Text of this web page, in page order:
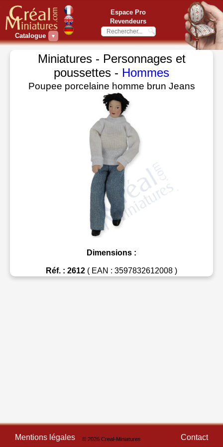
Catalogue ▼
Espace Pro
Revendeurs
Miniatures - Personnages et
poussettes - Hommes
Poupee porcelaine homme brun Jeans
Dimensions :
Réf. : 2612 ( EAN : 3597832612008 )
Mentions légales © 2026 Creal-Miniatures Contact